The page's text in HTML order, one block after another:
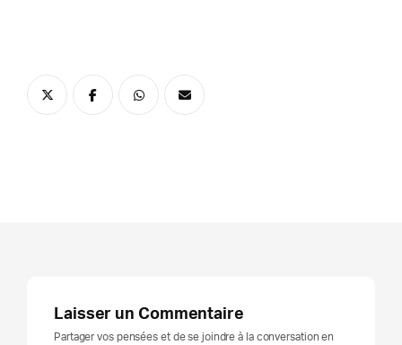
Laisser un Commentaire
Partager vos pensées et de se joindre à la conversation en